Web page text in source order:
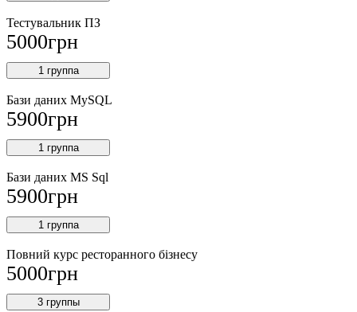
Тестувальник ПЗ
5000грн
1 группа
Бази даних MySQL
5900грн
1 группа
Бази даних MS Sql
5900грн
1 группа
Повний курс ресторанного бізнесу
5000грн
3 группы